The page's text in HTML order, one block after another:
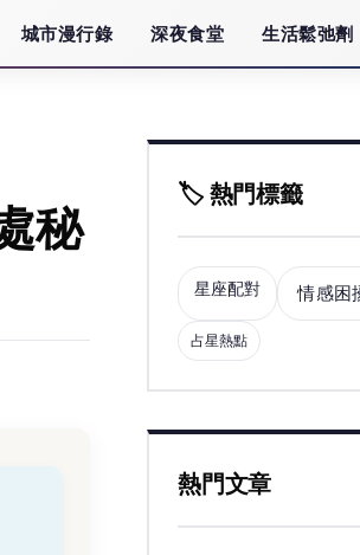
城市漫行錄 深夜食堂 生活鬆弛劑
秘
🏷️ 熱門標籤
星座配對 情感困
占星熱點
熱門文章